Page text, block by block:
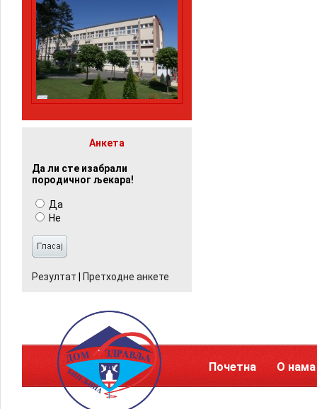
Анкета
Да ли сте изабрали
породичног љекара!
Да
Не
Резултат Претходне анкете
Почетна О нама